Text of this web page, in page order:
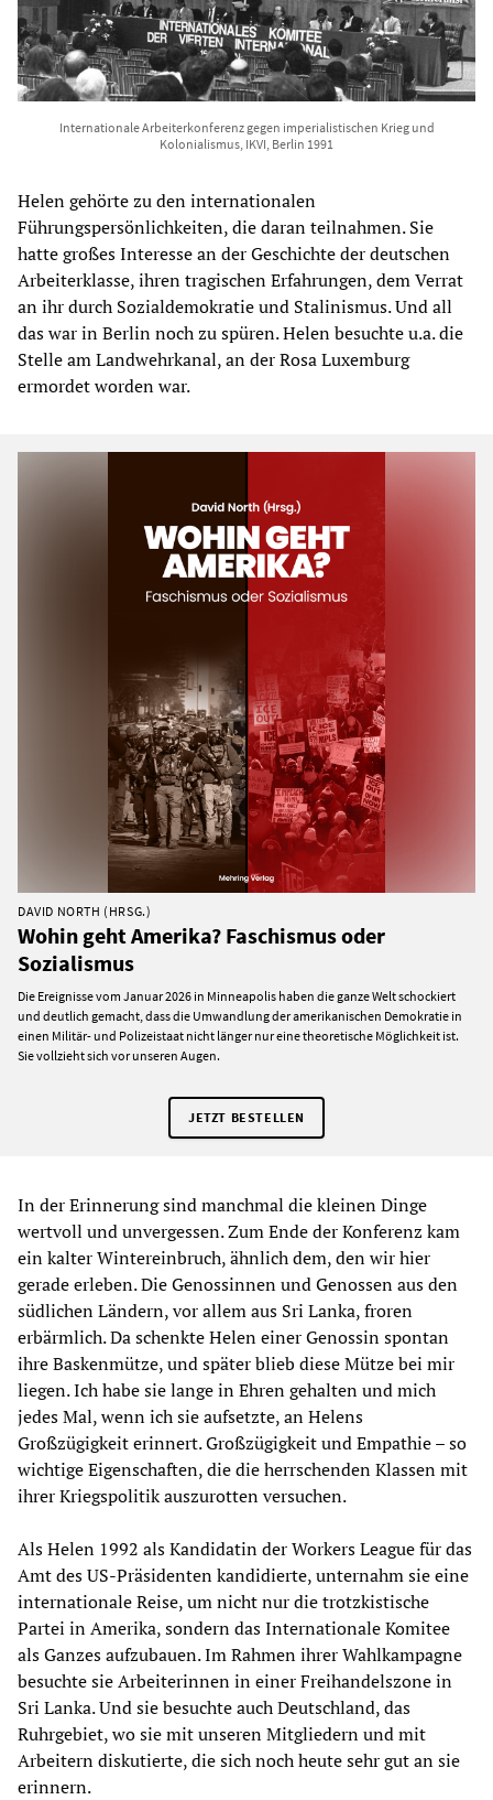
Internationale Arbeiterkonferenz gegen imperialistischen Krieg und
Kolonialismus, IKVI, Berlin 1991
Helen gehörte zu den internationalen
Führungspersönlichkeiten, die daran teilnahmen. Sie
hatte großes Interesse an der Geschichte der deutschen
Arbeiterklasse, ihren tragischen Erfahrungen, dem Verrat
an ihr durch Sozialdemokratie und Stalinismus. Und all
das war in Berlin noch zu spüren. Helen besuchte u.a. die
Stelle am Landwehrkanal, an der Rosa Luxemburg
ermordet worden war.
DAVID NORTH (HRSG.)
Wohin geht Amerika? Faschismus oder
Sozialismus
Die Ereignisse vom Januar 2026 in Minneapolis haben die ganze Welt schockiert
und deutlich gemacht, dass die Umwandlung der amerikanischen Demokratie in
einen Militär- und Polizeistaat nicht länger nur eine theoretische Möglichkeit ist.
Sie vollzieht sich vor unseren Augen.
JETZT BESTELLEN
In der Erinnerung sind manchmal die kleinen Dinge
wertvoll und unvergessen. Zum Ende der Konferenz kam
ein kalter Wintereinbruch, ähnlich dem, den wir hier
gerade erleben. Die Genossinnen und Genossen aus den
südlichen Ländern, vor allem aus Sri Lanka, froren
erbärmlich. Da schenkte Helen einer Genossin spontan
ihre Baskenmütze, und später blieb diese Mütze bei mir
liegen. Ich habe sie lange in Ehren gehalten und mich
jedes Mal, wenn ich sie aufsetzte, an Helens
Großzügigkeit erinnert. Großzügigkeit und Empathie – so
wichtige Eigenschaften, die die herrschenden Klassen mit
ihrer Kriegspolitik auszurotten versuchen.
Als Helen 1992 als Kandidatin der Workers League für das
Amt des US-Präsidenten kandidierte, unternahm sie eine
internationale Reise, um nicht nur die trotzkistische
Partei in Amerika, sondern das Internationale Komitee
als Ganzes aufzubauen. Im Rahmen ihrer Wahlkampagne
besuchte sie Arbeiterinnen in einer Freihandelszone in
Sri Lanka. Und sie besuchte auch Deutschland, das
Ruhrgebiet, wo sie mit unseren Mitgliedern und mit
Arbeitern diskutierte, die sich noch heute sehr gut an sie
erinnern.